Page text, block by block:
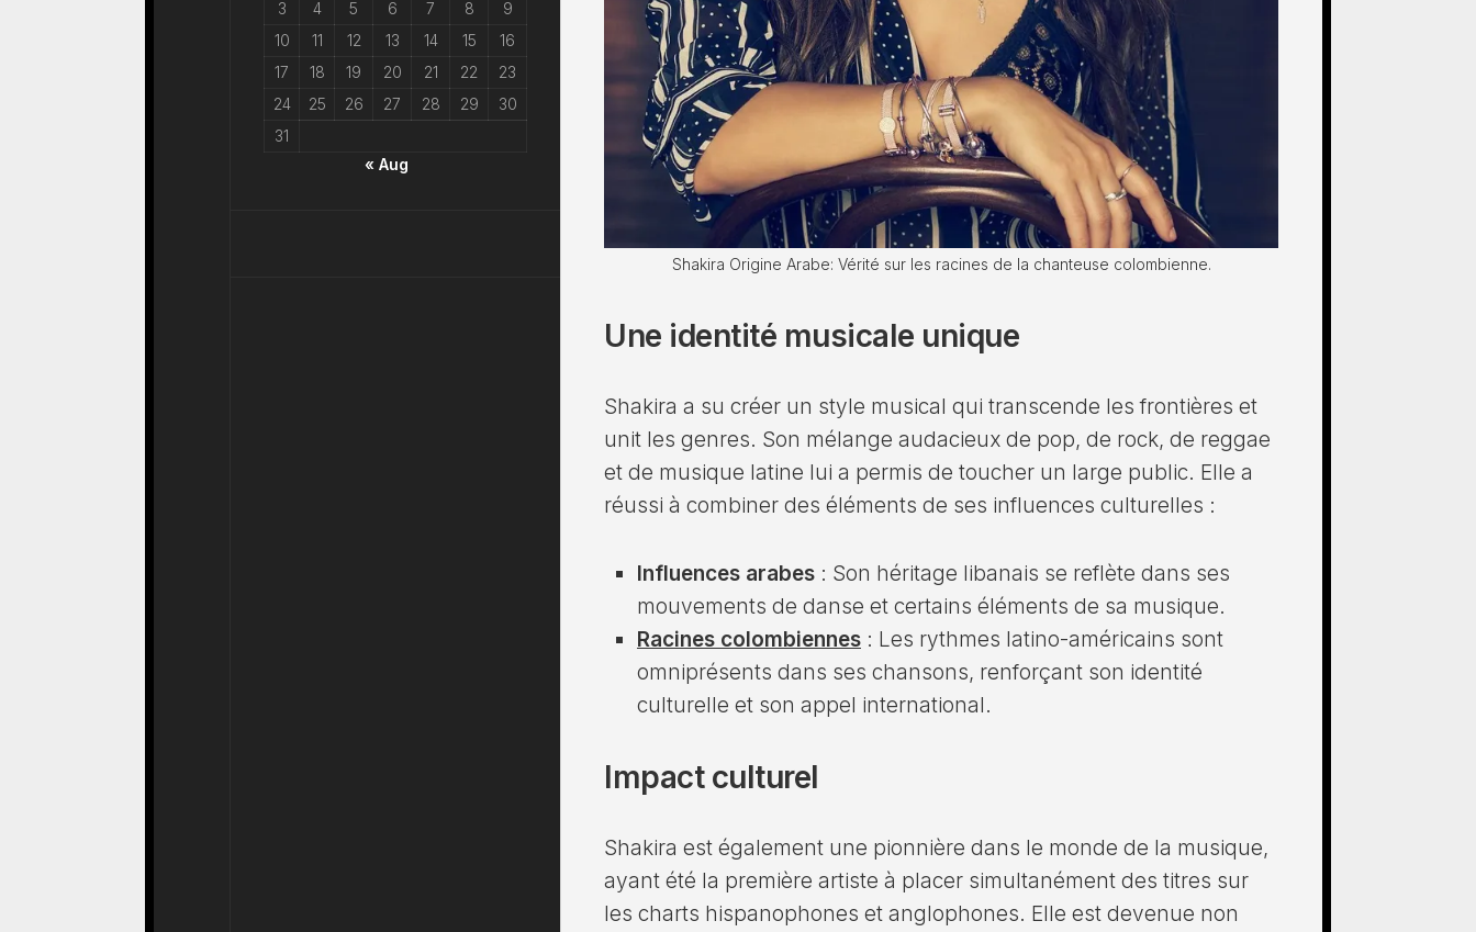
Shakira Origine Arabe: Vérité sur les racines de la chanteuse colombienne.
Une identité musicale unique
Shakira a su créer un style musical qui transcende les frontières et
unit les genres. Son mélange audacieux de pop, de rock, de reggae
et de musique latine lui a permis de toucher un large public. Elle a
réussi à combiner des éléments de ses influences culturelles :
Influences arabes : Son héritage libanais se reflète dans ses
mouvements de danse et certains éléments de sa musique.
Racines colombiennes : Les rythmes latino-américains sont
omniprésents dans ses chansons, renforçant son identité
culturelle et son appel international.
Impact culturel
Shakira est également une pionnière dans le monde de la musique,
ayant été la première artiste à placer simultanément des titres sur
les charts hispanophones et anglophones. Elle est devenue non
3
4 5 6 7 8
9
10
11 12 13 14 15
16
17
18 19 20 21 22
23
24
25 26 27 28 29
30
31
« Aug